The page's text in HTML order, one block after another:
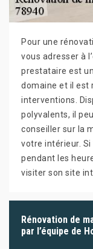
Pour une
vous adresser à
prestataire est
domaine et il est
interventions.
polyvalents, il
conseiller sur la
votre intérieur.
pendant les
visiter son site
Rénovation de
par l’équipe de